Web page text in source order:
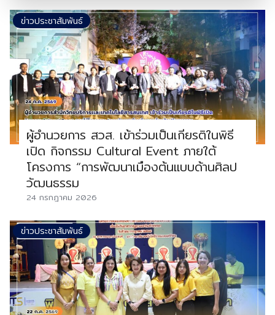
ข่าวประชาสัมพันธ์
ผู้อำนวยการ สวส. เข้าร่วมเป็นเกียรติในพิธี
เปิด กิจกรรม Cultural Event ภายใต้
โครงการ “การพัฒนาเมืองต้นแบบด้านศิลป
วัฒนธรรม
24 กรกฎาคม 2026
ข่าวประชาสัมพันธ์